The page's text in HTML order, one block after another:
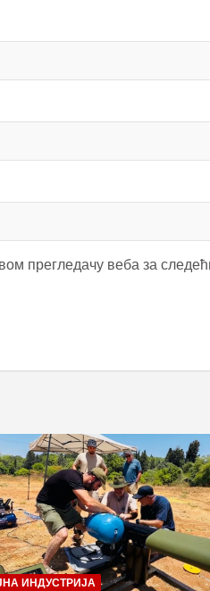
прегледачу веба за
ИНДУСТРИЈА